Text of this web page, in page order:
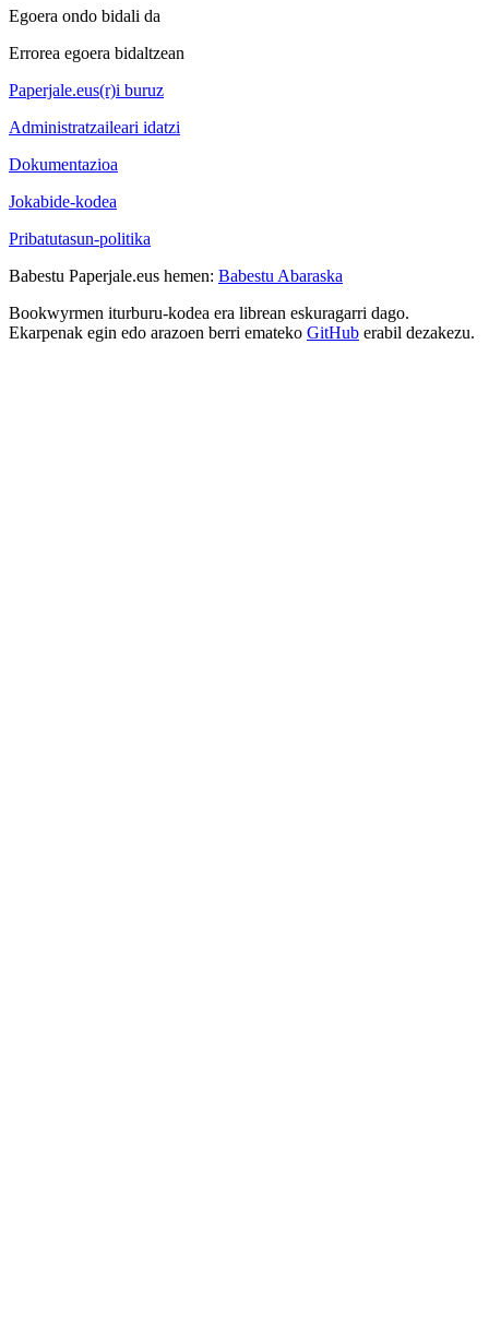
Egoera ondo bidali da
Errorea egoera bidaltzean
Paperjale.eus(r)i buruz
Administratzaileari idatzi
Dokumentazioa
Jokabide-kodea
Pribatutasun-politika
Babestu Paperjale.eus hemen: Babestu Abaraska
Bookwyrmen iturburu-kodea era librean eskuragarri dago.
Ekarpenak egin edo arazoen berri emateko GitHub erabil dezakezu.